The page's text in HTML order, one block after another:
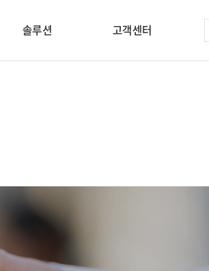
솔루션 고객센터